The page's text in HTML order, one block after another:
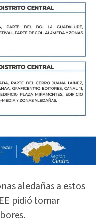
aledañas a estos
pidió tomar